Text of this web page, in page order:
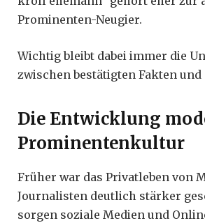
Prominenten-Neugier.
Wichtig bleibt dabei immer die
zwischen bestätigten Fakten
Die Entwicklung
Prominentenkultur
Früher war das Privatleben von
Journalisten deutlich stärker
sorgen soziale Medien und